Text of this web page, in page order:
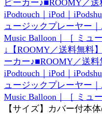
↓【ROOMY／送料無料
ーカー♪■ROOMY／送料
iPodtouch｜iPod｜
ュージックプレーヤー
Music Balloon｜［ ミュ
【サイズ】カバー付本